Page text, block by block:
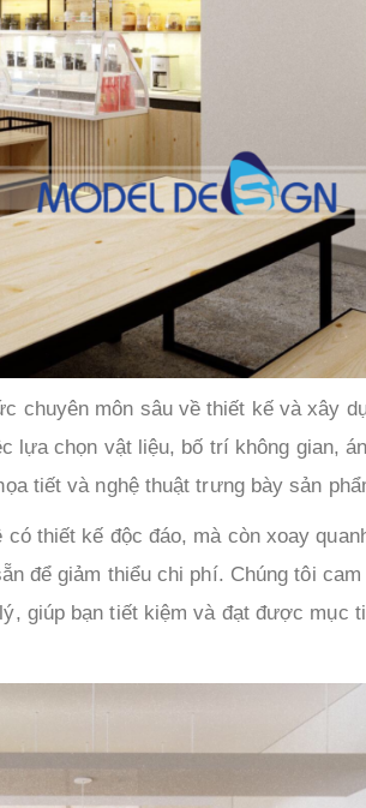
chuyên môn sâu về thiết kế và xây
lựa chọn vật liệu, bố trí không gian,
tiết và nghệ thuật trưng bày sản
thiết kế độc đáo, mà còn xoay
để giảm thiểu chi phí. Chúng tôi cam
giúp bạn tiết kiệm và đạt được mục